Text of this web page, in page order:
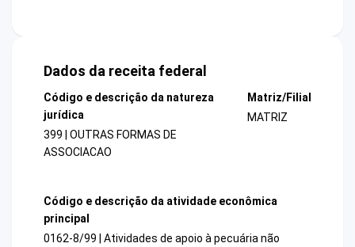
Dados da receita federal
Código e descrição da natureza
jurídica
399 | OUTRAS FORMAS DE
ASSOCIACAO
Matriz/Filial
MATRIZ
Código e descrição da atividade econômica
principal
0162-8/99 | Atividades de apoio à pecuária não